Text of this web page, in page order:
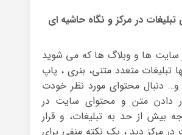
تبلیغات در مرکز و نگاه حاشیه ای
سایت ها و وبلاگ ها که می شوید
تبلیغات متعدد متنی، بنری ، پاپ
و… دنبال محتوای مورد نظر خودت
دادن متن و محتوای سایت در
بیش از حد به تبلیغات، و قرار
در مرکز دید ، یک نکته منفی برای